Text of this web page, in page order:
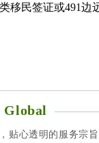
移民签证或491边
Global
贴心透明的服务宗